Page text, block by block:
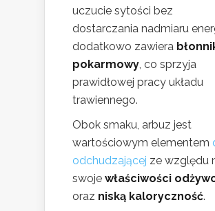
uczucie sytości bez
dostarczania nadmiaru
dodatkowo zawiera
pokarmowy , co sprzyja
prawidłowej pracy układu
trawiennego.
Obok smaku, arbuz jest
wartościowym elementem
odchudzającej ze względu
swoje właściwości
oraz niską kaloryczność.